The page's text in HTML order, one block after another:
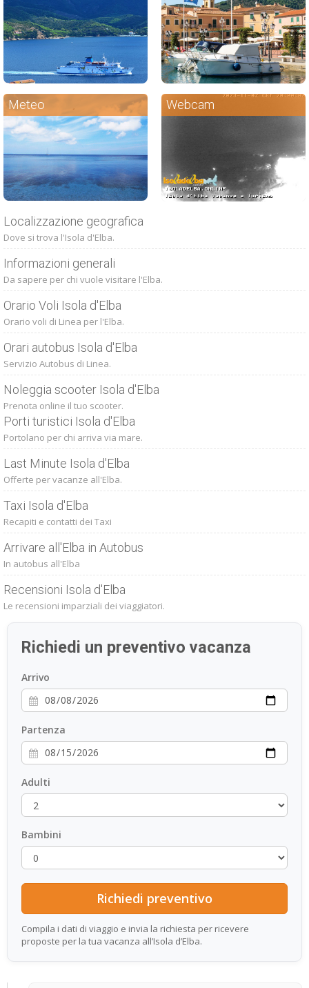
Meteo Webcam
Localizzazione geografica
Dove si trova l'Isola d'Elba.
Informazioni generali
Da sapere per chi vuole visitare l'Elba.
Orario Voli Isola d'Elba
Orario voli di Linea per l'Elba.
Orari autobus Isola d'Elba
Servizio Autobus di Linea.
Noleggia scooter Isola d'Elba
Prenota online il tuo scooter.
Porti turistici Isola d'Elba
Portolano per chi arriva via mare.
Last Minute Isola d'Elba
Offerte per vacanze all'Elba.
Taxi Isola d'Elba
Recapiti e contatti dei Taxi
Arrivare all'Elba in Autobus
In autobus all'Elba
Recensioni Isola d'Elba
Le recensioni imparziali dei viaggiatori.
Richiedi un preventivo vacanza
Arrivo
Partenza
Adulti
Bambini
Compila i dati di viaggio e invia la richiesta per ricevere
proposte per la tua vacanza all’Isola d’Elba.